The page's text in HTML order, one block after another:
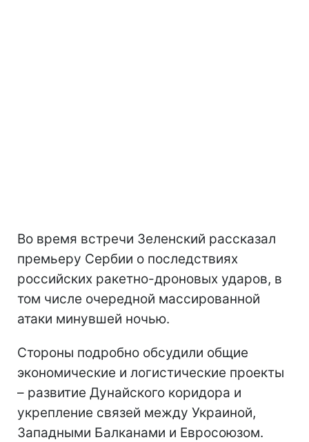
Во время встречи Зеленский рассказал
премьеру Сербии о последствиях
российских ракетно-дроновых ударов, в
том числе очередной массированной
атаки минувшей ночью.
Стороны подробно обсудили общие
экономические и логистические проекты
– развитие Дунайского коридора и
укрепление связей между Украиной,
Западными Балканами и Евросоюзом.